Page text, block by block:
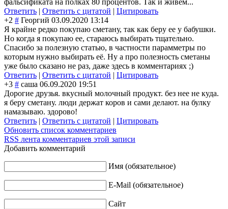
фальсификата на полках 80 процентов. Так и живем...
Ответить | Ответить с цитатой | Цитировать
+2 # Георгий 03.09.2020 13:14
Я крайне редко покупаю сметану, так как беру ее у бабушки.
Но когда я покупаю ее, стараюсь выбирать тщательно.
Спасибо за полезную статью, в частности парамметры по
которым нужно выбирать её. Ну а про полезность сметаны
уже было сказано не раз, даже здесь в комментариях ;)
Ответить | Ответить с цитатой | Цитировать
+3 # саша 06.09.2020 19:51
Дорогие друзья. вкусный молочный продукт. без нее не куда.
я беру сметану. люди держат коров и сами делают. на булку
намазываю. здорово!
Ответить | Ответить с цитатой | Цитировать
Обновить список комментариев
RSS лента комментариев этой записи
Добавить комментарий
Имя (обязательное)
E-Mail (обязательное)
Сайт